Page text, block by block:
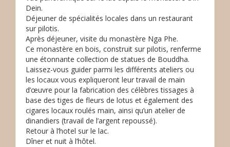
Dein.
Déjeuner de spécialités locales dans un restaurant
sur pilotis.
Après déjeuner, visite du monastère Nga Phe.
Ce monastère en bois, construit sur pilotis, renferme
une étonnante collection de statues de Bouddha.
Laissez-vous guider parmi les différents ateliers ou
les locaux vous expliqueront leur travail de main
d’œuvre pour la fabrication des célèbres tissages à
base des tiges de fleurs de lotus et également des
cigares locaux roulés main, ainsi qu’un atelier de
dinandiers (travail de l’argent repoussé).
Retour à l’hotel sur le lac.
Dîner et nuit à l’hôtel.